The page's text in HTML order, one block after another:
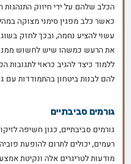
הכלב שלהם על ידי חיזוק התנהגות
כאשר כלב מפגין סימני מצוקה
עשוי להציע נחמה, ובכך לחזק
את הרעש כמשהו שיש לחשוש ממנו.
ללמוד כיצד להגיב כראוי לתגובות
להם לבנות ביטחון בהתמודדות עם
גורמים סביבתיים
גורמים סביבתיים, כגון חשיפה
רעמים, יכולים לתרום להופעת
מודעות לטריגרים אלה ונקיטת